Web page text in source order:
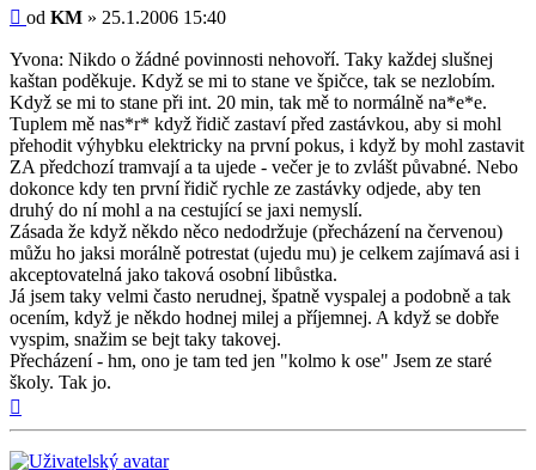
Příspěvek
od KM » 25.1.2006 15:40
Yvona: Nikdo o žádné povinnosti nehovoří. Taky každej slušnej
kaštan poděkuje. Když se mi to stane ve špičce, tak se nezlobím.
Když se mi to stane při int. 20 min, tak mě to normálně na*e*e.
Tuplem mě nas*r* když řidič zastaví před zastávkou, aby si mohl
přehodit výhybku elektricky na první pokus, i když by mohl zastavit
ZA předchozí tramvají a ta ujede - večer je to zvlášt půvabné. Nebo
dokonce kdy ten první řidič rychle ze zastávky odjede, aby ten
druhý do ní mohl a na cestující se jaxi nemyslí.
Zásada že když někdo něco nedodržuje (přecházení na červenou)
můžu ho jaksi morálně potrestat (ujedu mu) je celkem zajímavá asi i
akceptovatelná jako taková osobní libůstka.
Já jsem taky velmi často nerudnej, špatně vyspalej a podobně a tak
ocením, když je někdo hodnej milej a příjemnej. A když se dobře
vyspim, snažim se bejt taky takovej.
Přecházení - hm, ono je tam ted jen "kolmo k ose" Jsem ze staré
školy. Tak jo.